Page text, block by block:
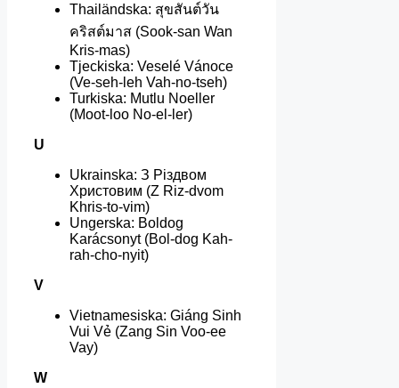
Thailändska: สุขสันต์วัน
คริสต์มาส (Sook-san Wan
Kris-mas)
Tjeckiska: Veselé Vánoce
(Ve-seh-leh Vah-no-tseh)
Turkiska: Mutlu Noeller
(Moot-loo No-el-ler)
U
Ukrainska: З Різдвом
Христовим (Z Riz-dvom
Khris-to-vim)
Ungerska: Boldog
Karácsonyt (Bol-dog Kah-
rah-cho-nyit)
V
Vietnamesiska: Giáng Sinh
Vui Vẻ (Zang Sin Voo-ee
Vay)
W